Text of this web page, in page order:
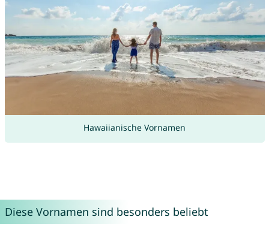
Hawaiianische Vornamen
Diese Vornamen sind besonders beliebt